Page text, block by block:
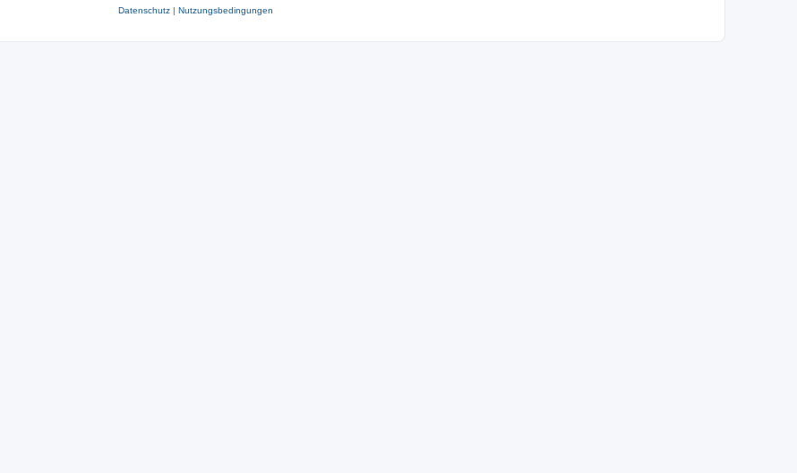
Datenschutz| Nutzungsbedingungen